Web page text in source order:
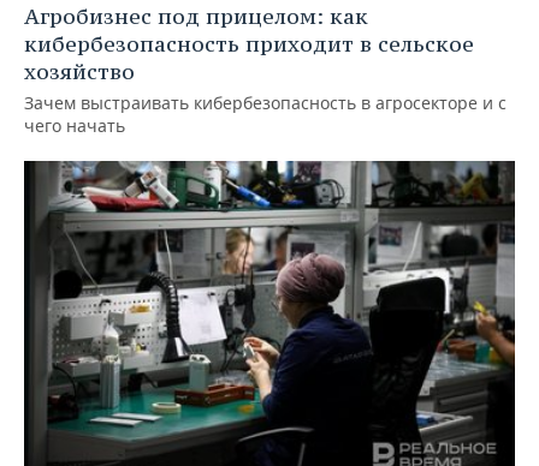
Агробизнес под прицелом: как
кибербезопасность приходит в сельское
хозяйство
Зачем выстраивать кибербезопасность в агросекторе и с
чего начать